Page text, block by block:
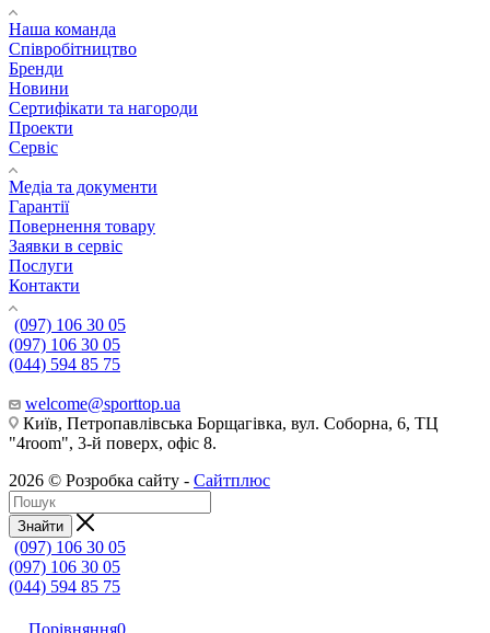
Наша команда
Співробітництво
Бренди
Новини
Сертифікати та нагороди
Проекти
Сервіс
Медіа та документи
Гарантії
Повернення товару
Заявки в сервіс
Послуги
Контакти
(097) 106 30 05
(097) 106 30 05
(044) 594 85 75
welcome@sporttop.ua
Київ, Петропавлівська Борщагівка, вул. Соборна, 6, ТЦ
"4room", 3-й поверх, офіс 8.
2026 © Розробка сайту - Сайтплюс
Знайти
(097) 106 30 05
(097) 106 30 05
(044) 594 85 75
Порівняння0